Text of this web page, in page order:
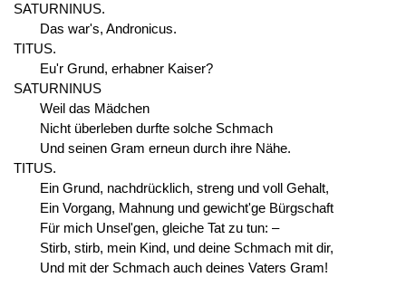
SATURNINUS.
Das war's, Andronicus.
TITUS.
Eu'r Grund, erhabner Kaiser?
SATURNINUS
Weil das Mädchen
Nicht überleben durfte solche Schmach
Und seinen Gram erneun durch ihre Nähe.
TITUS.
Ein Grund, nachdrücklich, streng und voll Gehalt,
Ein Vorgang, Mahnung und gewicht'ge Bürgschaft
Für mich Unsel'gen, gleiche Tat zu tun: –
Stirb, stirb, mein Kind, und deine Schmach mit dir,
Und mit der Schmach auch deines Vaters Gram!